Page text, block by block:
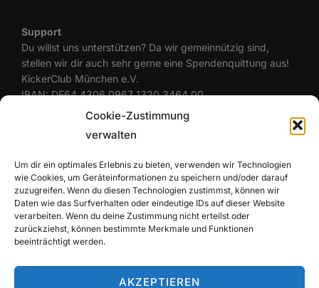
Cookie-Zustimmung
verwalten
Um dir ein optimales Erlebnis zu bieten, verwenden wir Technologien
wie Cookies, um Geräteinformationen zu speichern und/oder darauf
zuzugreifen. Wenn du diesen Technologien zustimmst, können wir
Daten wie das Surfverhalten oder eindeutige IDs auf dieser Website
verarbeiten. Wenn du deine Zustimmung nicht erteilst oder
zurückziehst, können bestimmte Merkmale und Funktionen
beeinträchtigt werden.
AKZEPTIEREN
Support
Du willst uns unterstützen? Da wir gemeinnützig sind,
stellen wir dir auch sehr gerne eine Spendenquittung aus!
KickerClub München e.V.
IBAN: DE64 4306 0967 1320 3464 00
BIC: GENODEM1GLS
Rechtliches
Datenschutzerklärung
Cookie-Richtlinie (EU)
Haftungsausschluss
Impressum